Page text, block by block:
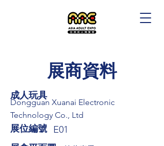
展商資料
成人玩具
Dongguan Xuanai Electronic
Technology Co., Ltd
展位編號 E01